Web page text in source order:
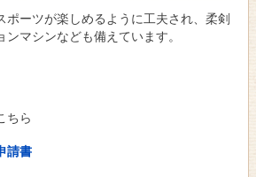
ポーツが楽しめるように工夫され、柔剣
マシンなども備えています。
ちら
請書